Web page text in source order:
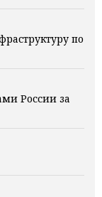
по
России за